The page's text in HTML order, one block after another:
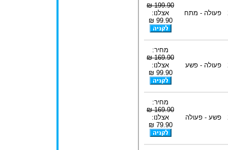
פעולה - מתח
199.90 ₪
אצלנו:
99.90 ₪
פעולה - פשע
מחיר:
169.90 ₪
אצלנו:
99.90 ₪
פשע - פעולה
מחיר:
169.90 ₪
אצלנו:
79.90 ₪